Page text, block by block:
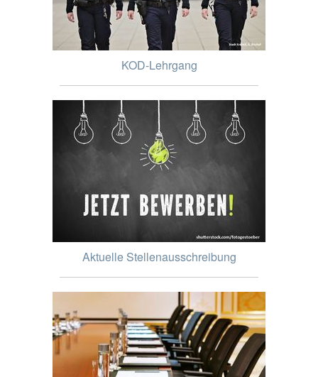
KOD-Lehrgang
Aktuelle Stellenausschreibung